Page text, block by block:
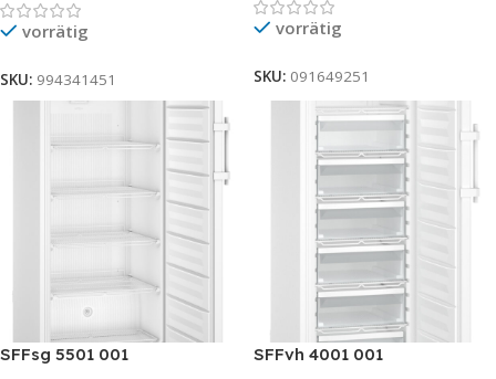
vorrätig
SKU: 994341451
vorrätig
SKU: 091649251
SFFsg 5501 001 SFFvh 4001 001